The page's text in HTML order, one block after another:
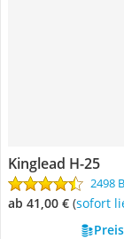
Kinglead H-25
2498
ab 41,00 € ( Sofort